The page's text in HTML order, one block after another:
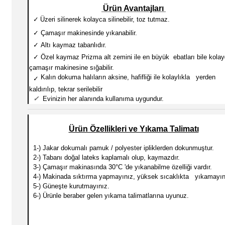
Ürün Avantajları
✓ Üzeri silinerek kolayca silinebilir, toz tutmaz.
✓ Çamaşır makinesinde yıkanabilir.
✓ Altı kaymaz tabanlıdır.
✓ Özel kaymaz Prizma alt zemini ile en büyük ebatları bile
çamaşır makinesine sığabilir.
✓ Kalın dokuma halıların aksine, hafifliği ile kolaylıkla yerden
kaldırılıp, tekrar serilebilir
✓Evinizin her alanında kullanıma uygundur.
Ürün Özellikleri ve Yıkama Talimatı
1-) Jakar dokumalı pamuk / polyester ipliklerden dokunmuştur.
2-) Tabanı doğal lateks kaplamalı olup, kaymazdır.
3-) Çamaşır makinasında 30°C 'de yıkanabilme özelliği vardır.
4-) Makinada sıktırma yapmayınız, yüksek sıcaklıkta
5-) Güneşte kurutmayınız.
6-) Ürünle beraber gelen yıkama talimatlarına uyunuz.